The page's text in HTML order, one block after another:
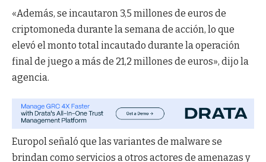
«Además, se incautaron 3,5 millones de euros de
criptomoneda durante la semana de acción, lo que
elevó el monto total incautado durante la operación
final de juego a más de 21,2 millones de euros», dijo la
agencia.
Europol señaló que las variantes de malware se
brindan como servicios a otros actores de amenazas y